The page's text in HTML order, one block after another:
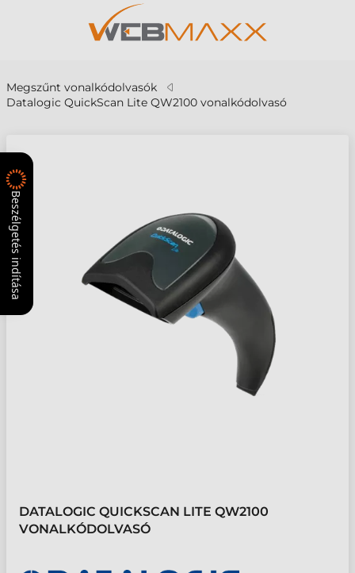
Megszűnt vonalkódolvasók
Datalogic QuickScan Lite QW2100 vonalkódolvasó
DATALOGIC QUICKSCAN LITE QW2100
VONALKÓDOLVASÓ
Beszélgetés indítása